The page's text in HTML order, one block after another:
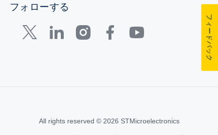
フォローする
All rights reserved © 2026 STMicroelectronics
フィードバック